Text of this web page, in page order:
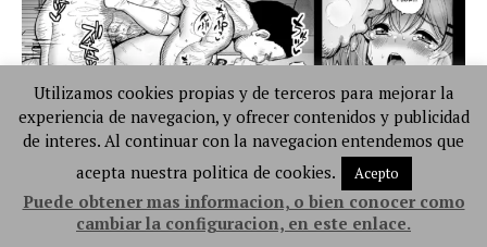
Utilizamos cookies propias y de terceros para mejorar la
experiencia de navegacion, y ofrecer contenidos y publicidad
de interes. Al continuar con la navegacion entendemos que
acepta nuestra politica de cookies.
Acepto
Puede obtener mas informacion, o bien conocer como
cambiar la configuracion, en este enlace.